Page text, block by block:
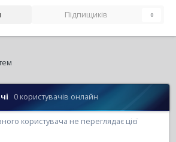
Підпищиків 0
0 користувачів онлайн
користувача не переглядає цієї